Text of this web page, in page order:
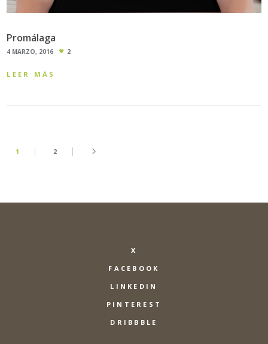
Promálaga
4 MARZO, 2016 2
LEER MÁS
1 2
X
FACEBOOK
LINKEDIN
PINTEREST
DRIBBBLE